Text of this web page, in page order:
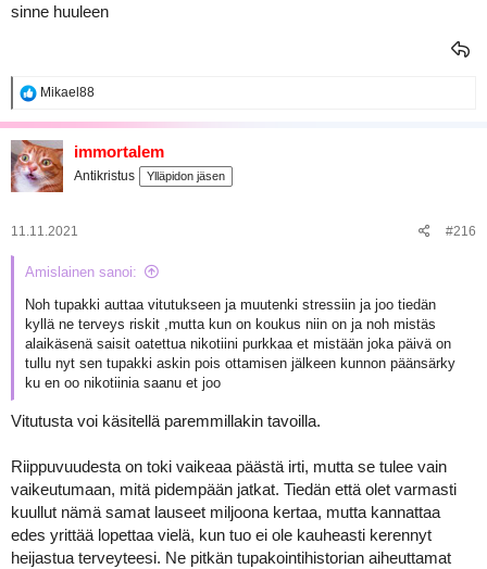
sinne huuleen
R
a
k
t
i
o
:
Mikael88
immortalem
Antikristus Ylläpidon jäsen
11.11.2021 #216
Amislainen sanoi:
Noh tupakki auttaa vitutukseen ja muutenki stressiin ja joo tiedän
kyllä ne terveys riskit ,mutta kun on koukus niin on ja noh mistäs
alaikäsenä saisit oatettua nikotiini purkkaa et mistään joka päivä on
tullu nyt sen tupakki askin pois ottamisen jälkeen kunnon päänsärky
ku en oo nikotiinia saanu et joo
Vitutusta voi käsitellä paremmillakin tavoilla.
Riippuvuudesta on toki vaikeaa päästä irti, mutta se tulee vain
vaikeutumaan, mitä pidempään jatkat. Tiedän että olet varmasti
kuullut nämä samat lauseet miljoona kertaa, mutta kannattaa
edes yrittää lopettaa vielä, kun tuo ei ole kauheasti kerennyt
heijastua terveyteesi. Ne pitkän tupakointihistorian aiheuttamat